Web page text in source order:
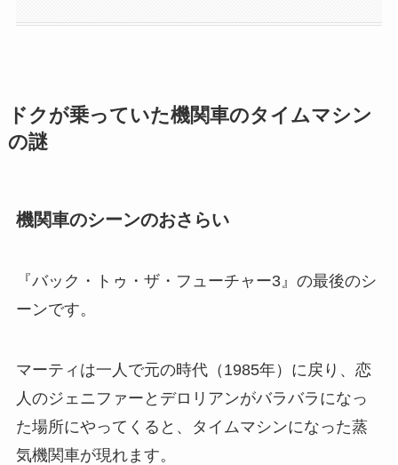
ドクが乗っていた機関車のタイムマシン
の謎
機関車のシーンのおさらい
『バック・トゥ・ザ・フューチャー3』の最後のシ
ーンです。
マーティは一人で元の時代（1985年）に戻り、恋
人のジェニファーとデロリアンがバラバラになっ
た場所にやってくると、タイムマシンになった蒸
気機関車が現れます。